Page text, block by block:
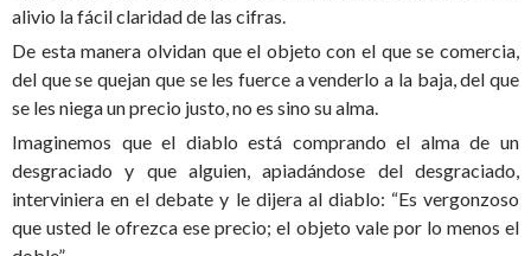
alivio la fácil claridad de las cifras.
De esta manera olvidan que el objeto con el que se comercia,
del que se quejan que se les fuerce a venderlo a la baja, del que
se les niega un precio justo, no es sino su alma.
Imaginemos que el diablo está comprando el alma de un
desgraciado y que alguien, apiadándose del desgraciado,
interviniera en el debate y le dijera al diablo: “Es vergonzoso
que usted le ofrezca ese precio; el objeto vale por lo menos el